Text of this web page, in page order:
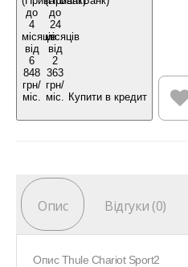
Купити в кредит
Опис Відгуки (0)
Опис Thule Chariot Sport2